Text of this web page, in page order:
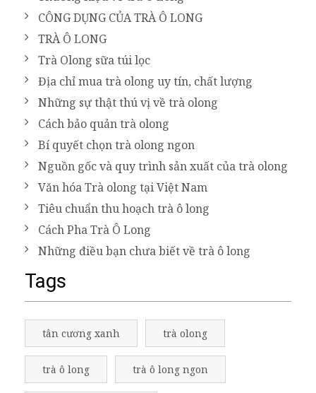
CÔNG DỤNG CỦA TRÀ Ô LONG
TRÀ Ô LONG
Trà Olong sữa túi lọc
Địa chỉ mua trà olong uy tín, chất lượng
Những sự thật thú vị về trà olong
Cách bảo quản trà olong
Bí quyết chọn trà olong ngon
Nguồn gốc và quy trình sản xuất của trà olong
Văn hóa Trà olong tại Việt Nam
Tiêu chuẩn thu hoạch trà ô long
Cách Pha Trà Ô Long
Những điều bạn chưa biết về trà ô long
Tags
tân cương xanh trà olong
trà ô long trà ô long ngon